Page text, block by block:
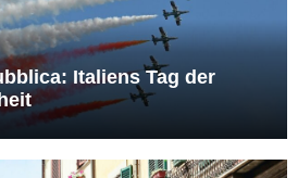
Italiens Tag der